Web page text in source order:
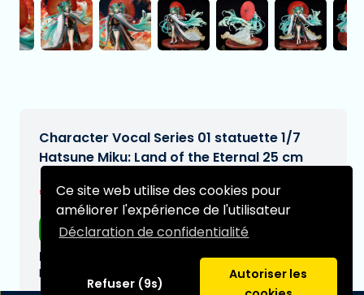
Ce site web utilise des cookies pour
améliorer l'expérience de l'utilisateur
Déclaration de confidentialité
Refuser (9s)
Autoriser les
Character Vocal Series 01 statuette 1/7
Hatsune Miku: Land of the Eternal 25 cm
€290,95[Sous réserve de modifications]
Livraison gratuite
Date de livraison prévue:
N/A